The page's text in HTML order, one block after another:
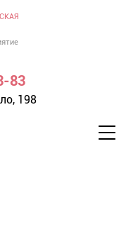
83
198
Меню